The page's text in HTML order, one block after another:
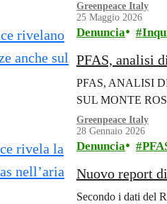
Greenpeace Italy
25 Maggio 2026
Denuncia
PFAS, analisi
PFAS, ANALISI
SUL MONTE
Greenpeace Italy
28 Gennaio 2026
Denuncia
Nuovo report
Secondo i dati del